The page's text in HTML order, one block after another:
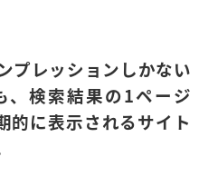
プレッションしかない
、検索結果の1ページ
的に表示されるサイト